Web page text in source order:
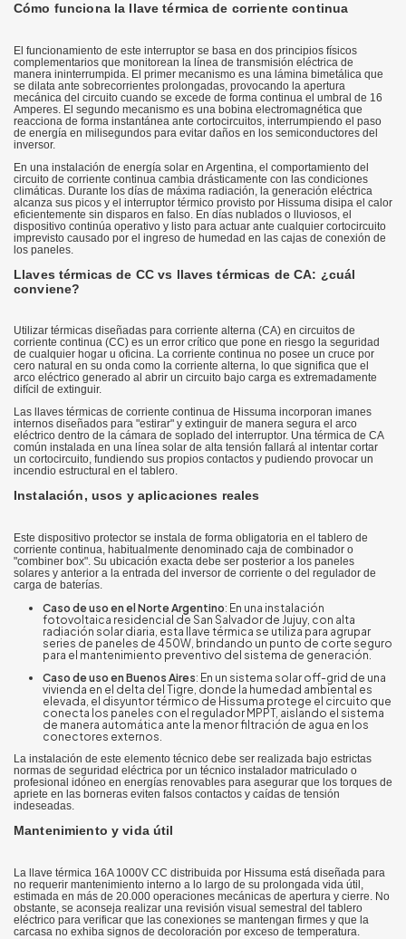
Cómo funciona la llave térmica de corriente continua
El funcionamiento de este interruptor se basa en dos principios físicos
complementarios que monitorean la línea de transmisión eléctrica de
manera ininterrumpida. El primer mecanismo es una lámina bimetálica que
se dilata ante sobrecorrientes prolongadas, provocando la apertura
mecánica del circuito cuando se excede de forma continua el umbral de 16
Amperes. El segundo mecanismo es una bobina electromagnética que
reacciona de forma instantánea ante cortocircuitos, interrumpiendo el paso
de energía en milisegundos para evitar daños en los semiconductores del
inversor.
En una instalación de energía solar en Argentina, el comportamiento del
circuito de corriente continua cambia drásticamente con las condiciones
climáticas. Durante los días de máxima radiación, la generación eléctrica
alcanza sus picos y el interruptor térmico provisto por Hissuma disipa el calor
eficientemente sin disparos en falso. En días nublados o lluviosos, el
dispositivo continúa operativo y listo para actuar ante cualquier cortocircuito
imprevisto causado por el ingreso de humedad en las cajas de conexión de
los paneles.
Llaves térmicas de CC vs llaves térmicas de CA: ¿cuál
conviene?
Utilizar térmicas diseñadas para corriente alterna (CA) en circuitos de
corriente continua (CC) es un error crítico que pone en riesgo la seguridad
de cualquier hogar u oficina. La corriente continua no posee un cruce por
cero natural en su onda como la corriente alterna, lo que significa que el
arco eléctrico generado al abrir un circuito bajo carga es extremadamente
difícil de extinguir.
Las llaves térmicas de corriente continua de Hissuma incorporan imanes
internos diseñados para "estirar" y extinguir de manera segura el arco
eléctrico dentro de la cámara de soplado del interruptor. Una térmica de CA
común instalada en una línea solar de alta tensión fallará al intentar cortar
un cortocircuito, fundiendo sus propios contactos y pudiendo provocar un
incendio estructural en el tablero.
Instalación, usos y aplicaciones reales
Este dispositivo protector se instala de forma obligatoria en el tablero de
corriente continua, habitualmente denominado caja de combinador o
"combiner box". Su ubicación exacta debe ser posterior a los paneles
solares y anterior a la entrada del inversor de corriente o del regulador de
carga de baterías.
Caso de uso en el Norte Argentino: En una instalación
fotovoltaica residencial de San Salvador de Jujuy, con alta
radiación solar diaria, esta llave térmica se utiliza para agrupar
series de paneles de 450W, brindando un punto de corte seguro
para el mantenimiento preventivo del sistema de generación.
Caso de uso en Buenos Aires: En un sistema solar off-grid de una
vivienda en el delta del Tigre, donde la humedad ambiental es
elevada, el disyuntor térmico de Hissuma protege el circuito que
conecta los paneles con el regulador MPPT, aislando el sistema
de manera automática ante la menor filtración de agua en los
conectores externos.
La instalación de este elemento técnico debe ser realizada bajo estrictas
normas de seguridad eléctrica por un técnico instalador matriculado o
profesional idóneo en energías renovables para asegurar que los torques de
apriete en las borneras eviten falsos contactos y caídas de tensión
indeseadas.
Mantenimiento y vida útil
La llave térmica 16A 1000V CC distribuida por Hissuma está diseñada para
no requerir mantenimiento interno a lo largo de su prolongada vida útil,
estimada en más de 20.000 operaciones mecánicas de apertura y cierre. No
obstante, se aconseja realizar una revisión visual semestral del tablero
eléctrico para verificar que las conexiones se mantengan firmes y que la
carcasa no exhiba signos de decoloración por exceso de temperatura.